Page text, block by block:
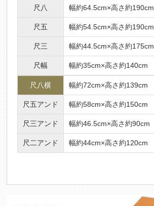
尺八 幅約64.5cm×高さ約190cm
尺五 幅約54.5cm×高さ約190cm
尺三 幅約44.5cm×高さ約175cm
尺幅 幅約35cm×高さ約140cm
尺八横 幅約72cm×高さ約139cm
尺五アンド 幅約58cm×高さ約150cm
尺三アンド 幅約46.5cm×高さ約90cm
尺二アンド 幅約44cm×高さ約120cm